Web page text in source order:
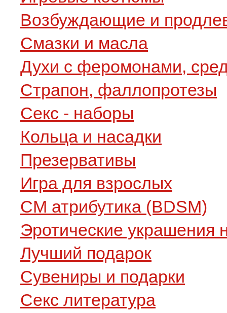
Возбуждающие и
Смазки и масла
Духи с феромонами,
Страпон, фаллопротезы
Секс - наборы
Кольца и насадки
Презервативы
Игра для взрослых
СМ атрибутика (BDSM)
Эротические украшения
Лучший подарок
Сувениры и подарки
Секс литература